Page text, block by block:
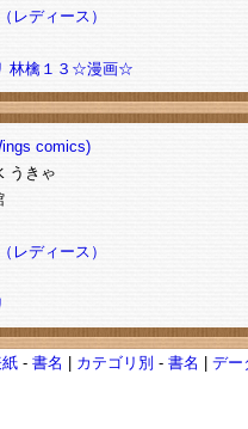
ディース）
林檎１３☆漫画☆
comics)
うきゃ
ディース）
-書名 カテゴリ別 -書名 |デー